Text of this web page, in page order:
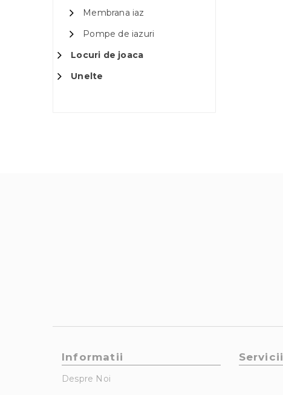
Membrana iaz
Pompe de iazuri
Locuri de joaca
Unelte
Informatii
Despre Noi
Servicii